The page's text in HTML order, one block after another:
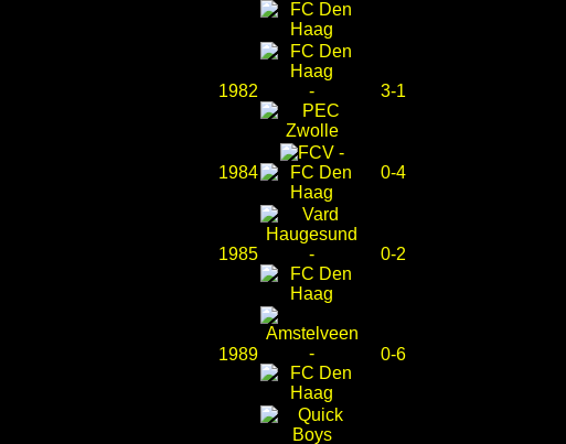
1982 - 3-1
1984
-
0-4
1985 - 0-2
1989 - 0-6